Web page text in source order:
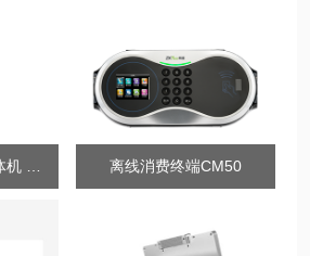
离线消费终端CM50